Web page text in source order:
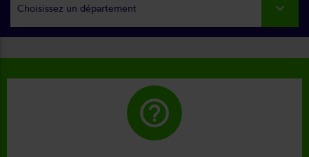
Choisissez un département
help_outline